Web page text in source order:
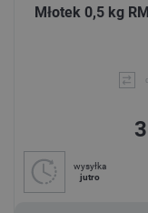
Młotek 0,5 kg
wysyłka
jutro